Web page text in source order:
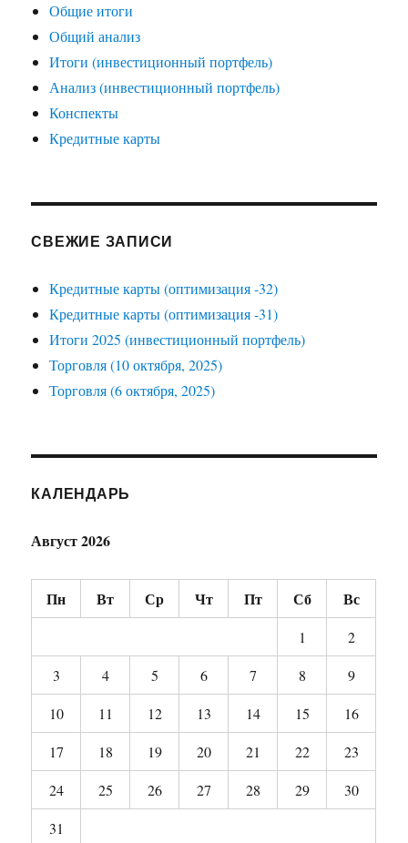
Общие итоги
Общий анализ
Итоги (инвестиционный портфель)
Анализ (инвестиционный портфель)
Конспекты
Кредитные карты
СВЕЖИЕ ЗАПИСИ
Кредитные карты (оптимизация -32)
Кредитные карты (оптимизация -31)
Итоги 2025 (инвестиционный портфель)
Торговля (10 октября, 2025)
Торговля (6 октября, 2025)
КАЛЕНДАРЬ
Август 2026
Пн Вт Ср Чт Пт Сб Вс
1
2
3
4 5 6 7 8
9
10
11 12 13 14 15
16
17
18 19 20 21 22
23
24
25 26 27 28 29
30
31